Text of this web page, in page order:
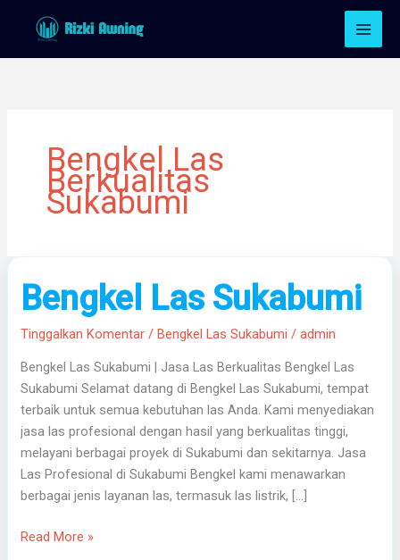
Bengkel Las
Berkualitas
Sukabumi
Bengkel Las Sukabumi
Tinggalkan Komentar /Bengkel Las Sukabumi /admin
Bengkel Las Sukabumi | Jasa Las Berkualitas Bengkel Las
Sukabumi Selamat datang di Bengkel Las Sukabumi, tempat
terbaik untuk semua kebutuhan las Anda. Kami menyediakan
jasa las profesional dengan hasil yang berkualitas tinggi,
melayani berbagai proyek di Sukabumi dan sekitarnya. Jasa
Las Profesional di Sukabumi Bengkel kami menawarkan
berbagai jenis layanan las, termasuk las listrik, […]
Bengkel
Las
Sukabumi
Read More »